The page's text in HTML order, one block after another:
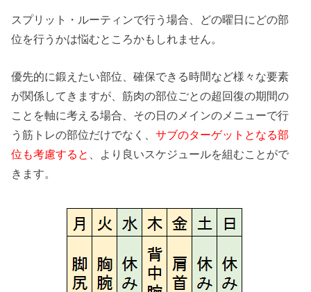
スプリット・ルーティンで行う場合、どの曜日にどの部
位を行うかは悩むところかもしれません。
優先的に鍛えたい部位、確保できる時間など様々な要素
が関係してきますが、筋肉の部位ごとの超回復の期間の
ことを軸に考える場合、その日のメインのメニューで行
う筋トレの部位だけでなく、サブのターゲットとなる部
位も考慮すると
、より良いスケジュールを組むことがで
きます。